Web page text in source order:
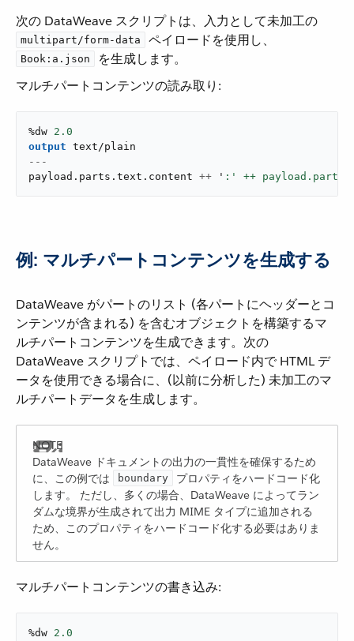
次の DataWeave スクリプトは、入力として未加工の ​
multipart/form-data ​ ペイロードを使用し、​
Book:a.json
​ を生成します。
マルチパートコンテンツの読み取り:
%dw 2.0
output text/plain
---
payload . parts . text . content ++ ' :' ++ payload.parts[
例: マルチパートコンテンツを生成する
DataWeave がパートのリスト (各パートにヘッダーとコ
ンテンツが含まれる) を含むオブジェクトを構築するマ
ルチパートコンテンツを生成できます。次の
DataWeave スクリプトでは、ペイロード内で HTML デ
ータを使用できる場合に、(以前に分析した) 未加工のマ
ルチパートデータを生成します。
DataWeave ドキュメントの出力の一貫性を確保するため
に、この例では ​
boundary
​ プロパティをハードコード化
します。 ただし、多くの場合、DataWeave によってラン
ダムな境界が生成されて出力 MIME タイプに追加される
ため、このプロパティをハードコード化する必要はありま
せん。
マルチパートコンテンツの書き込み:
%dw 2.0